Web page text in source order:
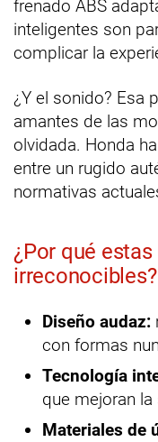
frenado ABS
inteligentes son
complicar la
¿Y el sonido? Esa
amantes de las
olvidada. Honda
entre un rugido
normativas
¿Por qué
irreconocibles?
Diseño audaz:
con formas
Tecnología
que mejoran
Materiales de